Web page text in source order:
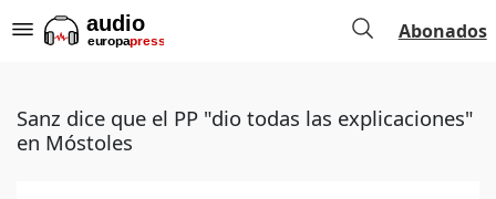
Abonados
Sanz dice que el PP "dio todas las explicaciones"
en Móstoles